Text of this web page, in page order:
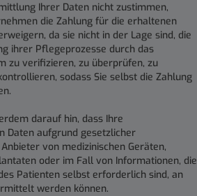
Ihrer Daten nicht zustimmen,
die Zahlung für die erhaltenen
da sie nicht in der Lage sind, die
ihrer Pflegeprozesse durch das
zu verifizieren, zu überprüfen, zu
sodass Sie selbst die Zahlung
darauf hin, dass Ihre
Daten aufgrund gesetzlicher
von medizinischen Geräten,
oder im Fall von Informationen, die
Patienten selbst erforderlich sind, an
werden können.